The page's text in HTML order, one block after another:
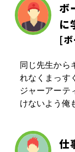
ボ
に
[
同じ先生から
れなくまっす
ジャーアーテ
けないよう俺
仕